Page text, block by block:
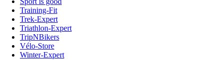
Training-Fit
Trek-Expert
Triathlon-Expert
TripNBikers
Vélo-Store
Winter-Expert